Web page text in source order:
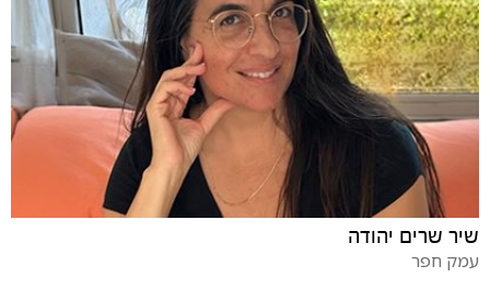
שיר שרים יהודה
עמק חפר